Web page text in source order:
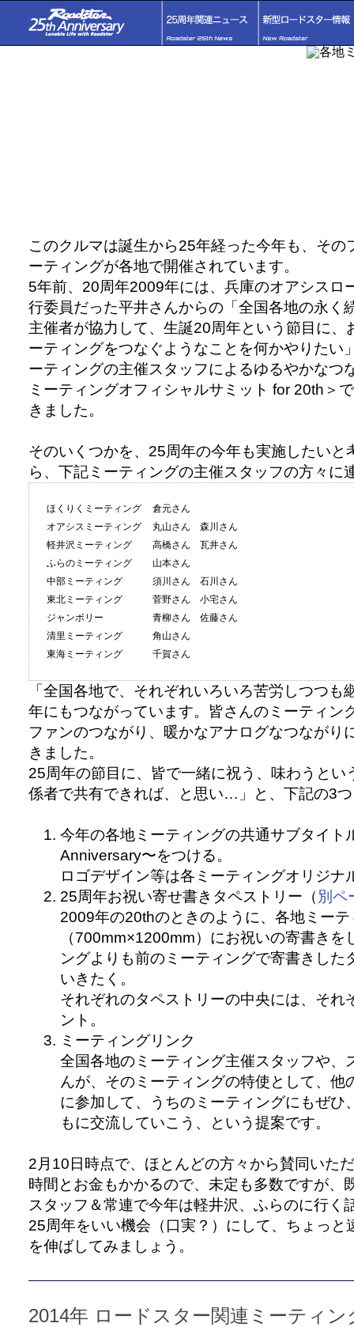
このクルマは誕生から25年経った今年も、その
ーティングが各地で開催されています。
5年前、20周年2009年には、兵庫のオアシスロ
行委員だった平井さんからの「全国各地の永く
主催者が協力して、生誕20周年という節目に、
ーティングをつなぐようなことを何かやりたい
ーティングの主催スタッフによるゆるやかなつ
ミーティングオフィシャルサミット for 20th＞
きました。
そのいくつかを、25周年の今年も実施したい
ら、下記ミーティングの主催スタッフの方々に
ほくりくミーティング
倉元さん
オアシスミーティング
丸山さん 森川さん
軽井沢ミーティング
高橋さん 瓦井さん
ふらのミーティング
山本さん
中部ミーティング
須川さん 石川さん
東北ミーティング
菅野さん 小宅さん
ジャンボリー
青柳さん 佐藤さん
清里ミーティング
角山さん
東海ミーティング
千賀さん
「全国各地で、それぞれいろいろ苦労しつつ
年にもつながっています。皆さんのミーティン
ファンのつながり、暖かなアナログなつながり
きました。
25周年の節目に、皆で一緒に祝う、味わうとい
係者で共有できれば、と思い…」と、下記の3
今年の各地ミーティングの共通サブタイト
Anniversary〜をつける。
ロゴデザイン等は各ミーティングオリジナ
25周年お祝い寄せ書きタペストリー（ 別ペ
2009年の20thのときのように、各地ミー
（700mm×1200mm）にお祝いの寄書き
ングよりも前のミーティングで寄書きした
いきたく。
それぞれのタペストリーの中央には、それ
ント。
ミーティングリンク
全国各地のミーティング主催スタッフや、
んが、そのミーティングの特使として、他
に参加して、うちのミーティングにもぜひ
もに交流していこう、という提案です。
2月10日時点で、ほとんどの方々から賛同いた
時間とお金もかかるので、未定も多数ですが、
スタッフ＆常連で今年は軽井沢、ふらのに行く
25周年をいい機会（口実？）にして、ちょっと
を伸ばしてみましょう。
2014年 ロードスター関連ミーティ